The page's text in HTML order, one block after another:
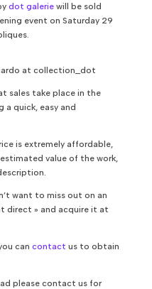
dot galeriewill be sold
event on Saturday 29
at collection_dot
sales take place in the
a quick, easy and
is extremely affordable,
value of the work,
want to miss out on an
direct » and acquire it at
can contact us to obtain
please contact us for